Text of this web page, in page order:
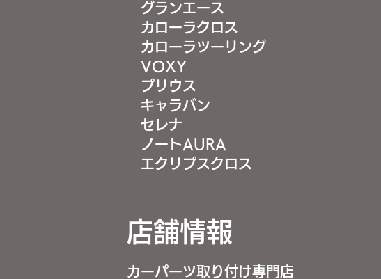
グランエース
カローラクロス
カローラツーリング
VOXY
プリウス
キャラバン
セレナ
ノートAURA
エクリプスクロス
店舗情報
カーパーツ取り付け専門店